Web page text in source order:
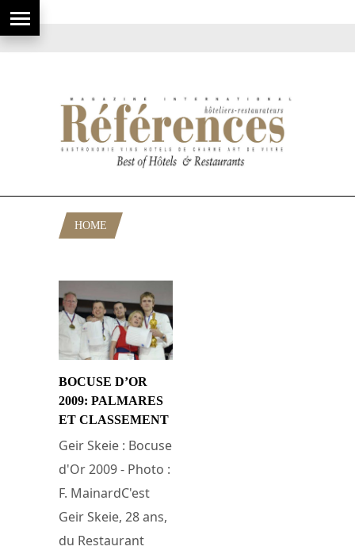
HOME
BOCUSE D’OR
2009: PALMARES
ET CLASSEMENT
Geir Skeie : Bocuse
d'Or 2009 - Photo :
F. MainardC'est
Geir Skeie, 28 ans,
du Restaurant